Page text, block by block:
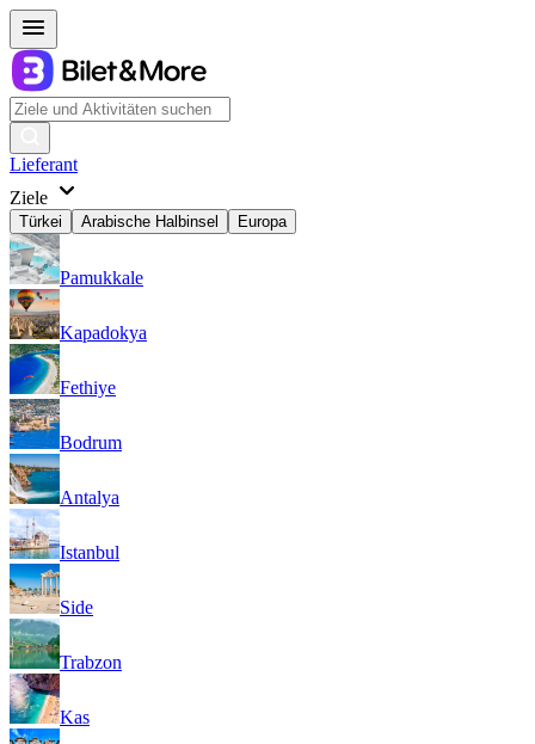
Lieferant
Ziele
Türkei Arabische Halbinsel Europa
Pamukkale
Kapadokya
Fethiye
Bodrum
Antalya
Istanbul
Side
Trabzon
Kas